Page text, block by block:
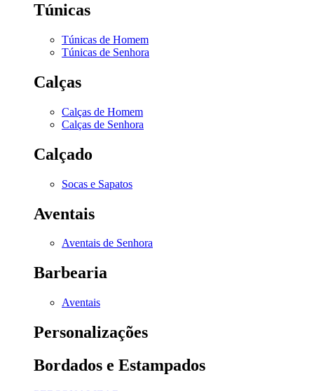
Túnicas
Túnicas de Homem
Túnicas de Senhora
Calças
Calças de Homem
Calças de Senhora
Calçado
Socas e Sapatos
Aventais
Aventais de Senhora
Barbearia
Aventais
Personalizações
Bordados e Estampados